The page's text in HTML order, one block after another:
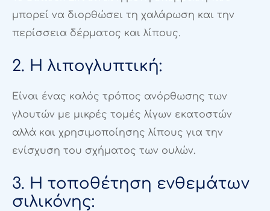
μπορεί να διορθώσει τη χαλάρωση και την
περίσσεια δέρματος και λίπους.
2. Η λιπογλυπτική:
Είναι ένας καλός τρόπος ανόρθωσης των
γλουτών με μικρές τομές λίγων εκατοστών
αλλά και χρησιμοποίησης λίπους για την
ενίσχυση του σχήματος των ουλών.
3. Η τοποθέτηση ενθεμάτων
σιλικόνης: